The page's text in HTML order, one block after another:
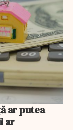
ar putea
ar